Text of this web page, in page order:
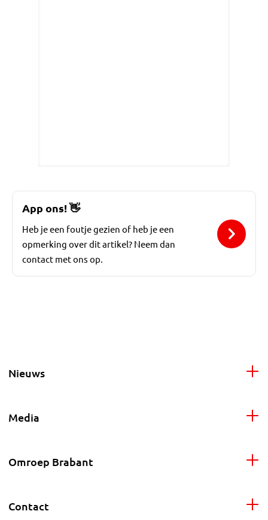
App ons!👋
Heb je een foutje gezien of heb je een
opmerking over dit artikel? Neem dan
contact met ons op.
Nieuws
Media
Omroep Brabant
Contact